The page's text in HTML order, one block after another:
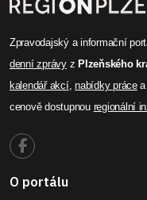
Zpravodajský a informační
denní zprávyz Plzeňského
kalendář akcí,nabídky prácea
cenově dostupnou regionální
O portálu